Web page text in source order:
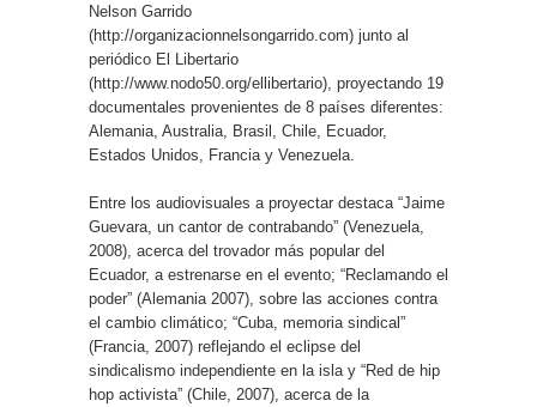
Nelson Garrido
(http://organizacionnelsongarrido.com) junto al
periódico El Libertario
(http://www.nodo50.org/ellibertario), proyectando 19
documentales provenientes de 8 países diferentes:
Alemania, Australia, Brasil, Chile, Ecuador,
Estados Unidos, Francia y Venezuela.
Entre los audiovisuales a proyectar destaca “Jaime
Guevara, un cantor de contrabando” (Venezuela,
2008), acerca del trovador más popular del
Ecuador, a estrenarse en el evento; “Reclamando el
poder” (Alemania 2007), sobre las acciones contra
el cambio climático; “Cuba, memoria sindical”
(Francia, 2007) reflejando el eclipse del
sindicalismo independiente en la isla y “Red de hip
hop activista” (Chile, 2007), acerca de la